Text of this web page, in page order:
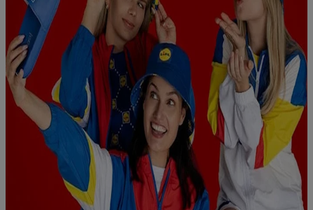
webshop aan uw winkelmandje toe te voegen, maar het niet te
kopen), ook op verschillende apparaten en verschillende Lidl-
diensten worden weergegeven als er met behulp van uw
gehashte e-mailadres en eventuele andere
identificatiegegevens/identificatiegegevens waarover Criteo
SA beschikt, meerdere eindapparaten of Lidl-diensten aan u
kunnen worden toegewezen.
Onder “Aanpassen” kunt u individuele doeleinden toestaan en
meer informatie vinden over de gegevensverwerking.
Door op “weigeren” te klikken, kunt u alleen het gebruik van de
noodzakelijke technologieën toestaan. Door op “aanvaarden” te
klikken, stemt u in met alle verwerkingen voor alle